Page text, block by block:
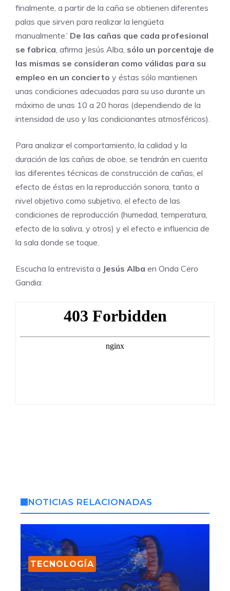
finalmente, a partir de la caña se obtienen diferentes
palas que sirven para realizar la lengüeta
manualmente.’ De las cañas que cada profesional
se fabrica, afirma Jesús Alba, sólo un porcentaje de
las mismas se consideran como válidas para su
empleo en un concierto y éstas sólo mantienen
unas condiciones adecuadas para su uso durante un
máximo de unas 10 a 20 horas (dependiendo de la
intensidad de uso y las condicionantes atmosféricos).
Para analizar el comportamiento, la calidad y la
duración de las cañas de oboe, se tendrán en cuenta
las diferentes técnicas de construcción de cañas, el
efecto de éstas en la reproducción sonora, tanto a
nivel objetivo como subjetivo, el efecto de las
condiciones de reproducción (humedad, temperatura,
efecto de la saliva, y otros) y el efecto e influencia de
la sala donde se toque.
Escucha la entrevista a Jesús Alba en Onda Cero
Gandia:
NOTICIAS RELACIONADAS
TECNOLOGÍA